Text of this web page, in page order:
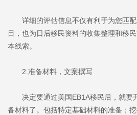
详细的评估信息不仅有利于为您匹配
目，也为日后移民资料的收集整理和移
本线索。
2.准备材料，文案撰写
决定要通过美国EB1A移民后，就要
备材料了。包括特定基础材料的准备；